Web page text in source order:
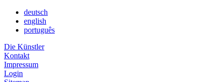
deutsch
english
português
Die Künstler
Kontakt
Impressum
Login